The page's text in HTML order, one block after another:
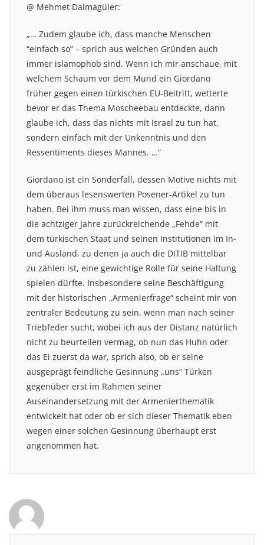
@ Mehmet Daimagüler:
„… Zudem glaube ich, dass manche Menschen
“einfach so” – sprich aus welchen Gründen auch
immer islamophob sind. Wenn ich mir anschaue, mit
welchem Schaum vor dem Mund ein Giordano
früher gegen einen türkischen EU-Beitritt, wetterte
bevor er das Thema Moscheebau entdeckte, dann
glaube ich, dass das nichts mit Israel zu tun hat,
sondern einfach mit der Unkenntnis und den
Ressentiments dieses Mannes. …“
Giordano ist ein Sonderfall, dessen Motive nichts mit
dem überaus lesenswerten Posener-Artikel zu tun
haben. Bei ihm muss man wissen, dass eine bis in
die achtziger Jahre zurückreichende „Fehde“ mit
dem türkischen Staat und seinen Institutionen im In-
und Ausland, zu denen ja auch die DITIB mittelbar
zu zählen ist, eine gewichtige Rolle für seine Haltung
spielen dürfte. Insbesondere seine Beschäftigung
mit der historischen „Armenierfrage“ scheint mir von
zentraler Bedeutung zu sein, wenn man nach seiner
Triebfeder sucht, wobei ich aus der Distanz natürlich
nicht zu beurteilen vermag, ob nun das Huhn oder
das Ei zuerst da war, sprich also, ob er seine
ausgeprägt feindliche Gesinnung „uns“ Türken
gegenüber erst im Rahmen seiner
Auseinandersetzung mit der Armenierthematik
entwickelt hat oder ob er sich dieser Thematik eben
wegen einer solchen Gesinnung überhaupt erst
angenommen hat.